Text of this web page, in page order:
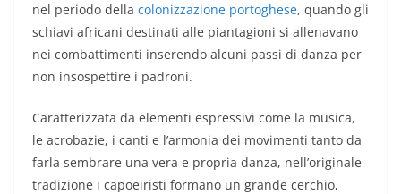
nel periodo della colonizzazione portoghese, quando gli
schiavi africani destinati alle piantagioni si allenavano
nei combattimenti inserendo alcuni passi di danza per
non insospettire i padroni.
Caratterizzata da elementi espressivi come la musica,
le acrobazie, i canti e l’armonia dei movimenti tanto da
farla sembrare una vera e propria danza, nell’originale
tradizione i capoeiristi formano un grande cerchio,